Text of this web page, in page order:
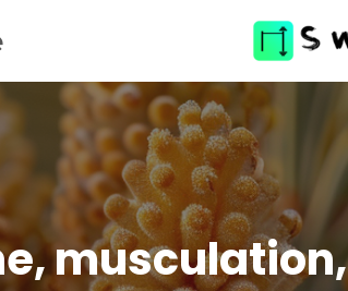
musculation,